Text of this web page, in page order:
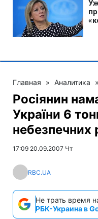
Главная » Аналитика »
Росіянин
України 6
небезпечних
17:09 20.09.2007 Чт
RBC.UA
Не трать время
РБК-Украина в